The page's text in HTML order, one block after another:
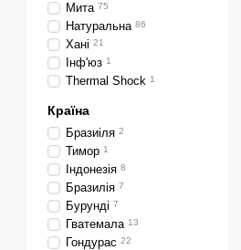
Мита 75
Натуральна 86
Хані 21
Інф'юз 1
Thermal Shock 1
Країна
Бразиіля 2
Тимор 1
Індонезія 8
Бразилія 7
Бурунді 7
Гватемала 13
Гондурас 22